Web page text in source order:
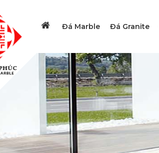
Đá Marble Đá Granite